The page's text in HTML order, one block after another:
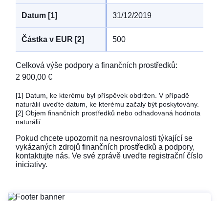
31/12/2019
500
Celková výše podpory a finančních prostředků:
2 900,00 €
[1] Datum, ke kterému byl příspěvek obdržen. V případě
naturálií uveďte datum, ke kterému začaly být poskytovány.
[2] Objem finančních prostředků nebo odhadovaná hodnota
naturálií
Pokud chcete upozornit na nesrovnalosti týkající se
vykázaných zdrojů finančních prostředků a podpory,
kontaktujte nás. Ve své zprávě uveďte registrační číslo
iniciativy.